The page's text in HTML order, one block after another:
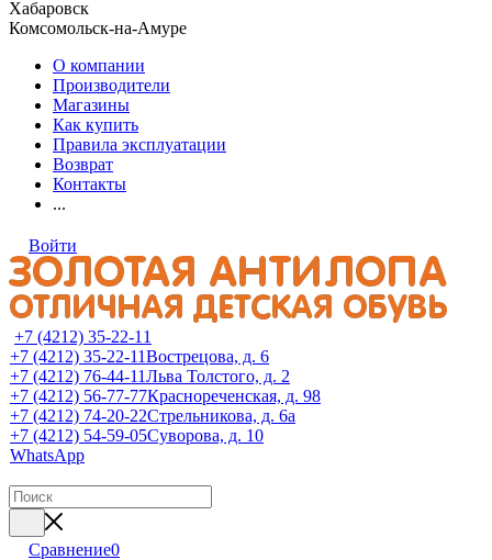
Хабаровск
Комсомольск-на-Амуре
О компании
Производители
Магазины
Как купить
Правила эксплуатации
Возврат
Контакты
...
Войти
+7 (4212) 35-22-11
+7 (4212) 35-22-11Вострецова, д. 6
+7 (4212) 76-44-11Льва Толстого, д. 2
+7 (4212) 56-77-77Краснореченская, д. 98
+7 (4212) 74-20-22Стрельникова, д. 6а
+7 (4212) 54-59-05Суворова, д. 10
WhatsApp
Сравнение0